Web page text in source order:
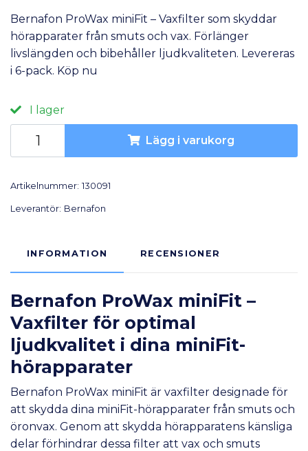
Bernafon ProWax miniFit – Vaxfilter som skyddar
hörapparater från smuts och vax. Förlänger
livslängden och bibehåller ljudkvaliteten. Levereras
i 6-pack. Köp nu
I lager
Lägg i varukorg
Artikelnummer: 130091
Leverantör: Bernafon
INFORMATION RECENSIONER
Bernafon ProWax miniFit –
Vaxfilter för optimal
ljudkvalitet i dina miniFit-
hörapparater
Bernafon ProWax miniFit är vaxfilter designade för
att skydda dina miniFit-hörapparater från smuts och
öronvax. Genom att skydda hörapparatens känsliga
delar förhindrar dessa filter att vax och smuts